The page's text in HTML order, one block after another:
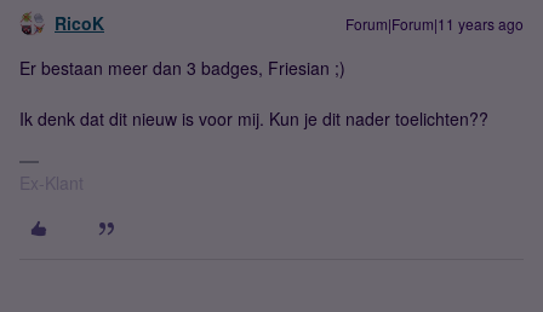
RicoK Forum|Forum|11 years ago
Er bestaan meer dan 3 badges, Friesian ;)
Ik denk dat dit nieuw is voor mij. Kun je dit nader toelichten??
Ex-Klant